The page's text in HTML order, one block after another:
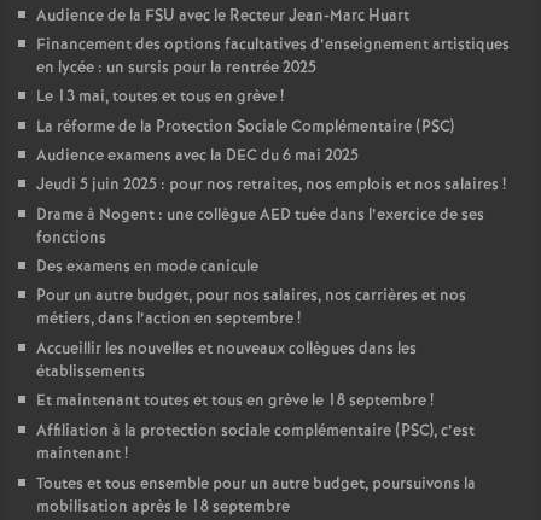
Audience de la FSU avec le Recteur Jean-Marc Huart
Financement des options facultatives d’enseignement artistiques
en lycée : un sursis pour la rentrée 2025
Le 13 mai, toutes et tous en grève!
La réforme de la Protection Sociale Complémentaire (PSC)
Audience examens avec la DEC du 6 mai 2025
Jeudi 5 juin 2025 : pour nos retraites, nos emplois et nos salaires !
Drame à Nogent : une collègue AED tuée dans l’exercice de ses
fonctions
Des examens en mode canicule
Pour un autre budget, pour nos salaires, nos carrières et nos
métiers, dans l’action en septembre!
Accueillir les nouvelles et nouveaux collègues dans les
établissements
Et maintenant toutes et tous en grève le 18 septembre!
Affiliation à la protection sociale complémentaire (PSC), c’est
maintenant!
Toutes et tous ensemble pour un autre budget, poursuivons la
mobilisation après le 18 septembre